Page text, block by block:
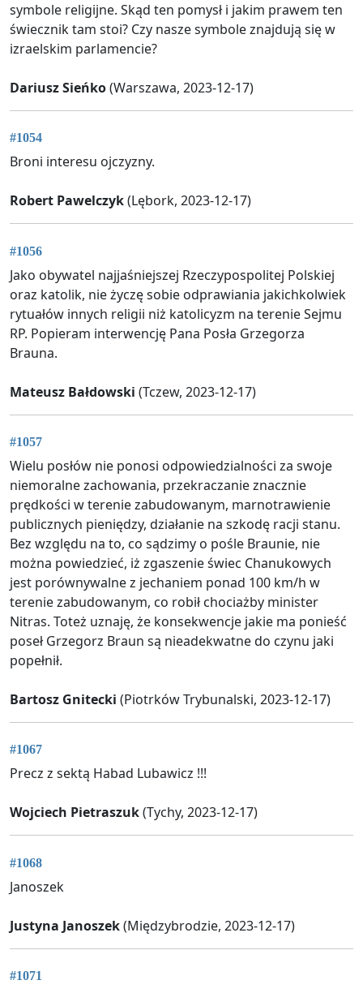
symbole religijne. Skąd ten pomysł i jakim prawem ten
świecznik tam stoi? Czy nasze symbole znajdują się w
izraelskim parlamencie?
Dariusz Sieńko(Warszawa, 2023-12-17)
#1054
Broni interesu ojczyzny.
Robert Pawelczyk(Lębork, 2023-12-17)
#1056
Jako obywatel najjaśniejszej Rzeczypospolitej Polskiej
oraz katolik, nie życzę sobie odprawiania jakichkolwiek
rytuałów innych religii niż katolicyzm na terenie Sejmu
RP. Popieram interwencję Pana Posła Grzegorza
Brauna.
Mateusz Bałdowski (Tczew, 2023-12-17)
#1057
Wielu posłów nie ponosi odpowiedzialności za swoje
niemoralne zachowania, przekraczanie znacznie
prędkości w terenie zabudowanym, marnotrawienie
publicznych pieniędzy, działanie na szkodę racji stanu.
Bez względu na to, co sądzimy o pośle Braunie, nie
można powiedzieć, iż zgaszenie świec Chanukowych
jest porównywalne z jechaniem ponad 100 km/h w
terenie zabudowanym, co robił chociażby minister
Nitras. Toteż uznaję, że konsekwencje jakie ma ponieść
poseł Grzegorz Braun są nieadekwatne do czynu jaki
popełnił.
Bartosz Gnitecki (Piotrków Trybunalski, 2023-12-17)
#1067
Precz z sektą Habad Lubawicz !!!
Wojciech Pietraszuk(Tychy, 2023-12-17)
#1068
Janoszek
Justyna Janoszek(Międzybrodzie, 2023-12-17)
#1071